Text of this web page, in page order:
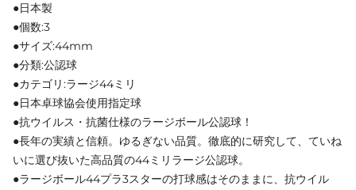
●日本製
●個数:3
●サイズ:44mm
●分類:公認球
●カテゴリ:ラージ44ミリ
●日本卓球協会使用指定球
●抗ウイルス・抗菌仕様のラージボール公認球！
●長年の実績と信頼。ゆるぎない品質。徹底的に研究して、ていね
いに選び抜いた高品質の44ミリラージ公認球。
●ラージボール44プラ3スターの打球感はそのままに、抗ウイル